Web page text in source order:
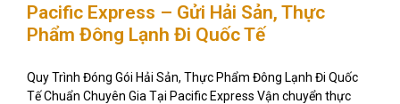
Pacific Express – Gửi Hải Sản, Thực
Phẩm Đông Lạnh Đi Quốc Tế
Quy Trình Đóng Gói Hải Sản, Thực Phẩm Đông Lạnh Đi Quốc
Tế Chuẩn Chuyên Gia Tại Pacific Express Vận chuyển thực